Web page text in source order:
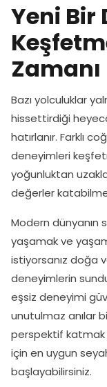
Yeni Bir
Zamanı
Bazı yolculuklar
hissettirdiği
hatırlanır. Farklı
deneyimleri
yoğunluktan
değerler
Modern dünyanın
yaşamak ve
istiyorsanız doğa
deneyimlerin
eşsiz deneyimi
unutulmaz anılar
perspektif katmak
için en uygun
başlayabilirsiniz.